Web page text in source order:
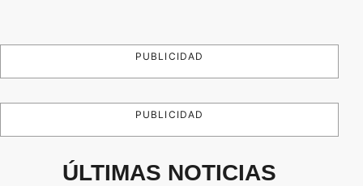
PUBLICIDAD
PUBLICIDAD
ÚLTIMAS NOTICIAS